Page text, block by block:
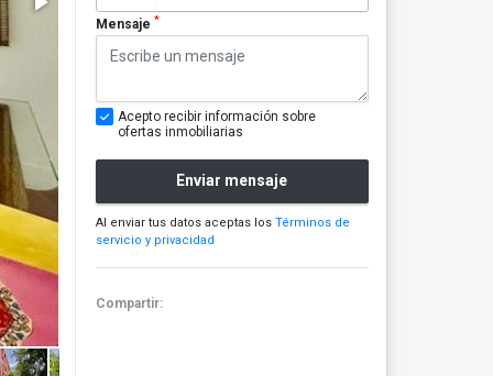
Mensaje *
Acepto recibir información sobre
ofertas inmobiliarias
Enviar mensaje
Al enviar tus datos aceptas los Términos de
servicio y privacidad
Compartir: